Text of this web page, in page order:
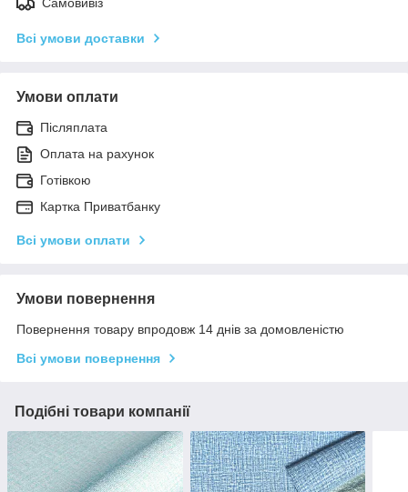
Всі умови доставки
Умови оплати
Післяплата
Оплата на рахунок
Готівкою
Картка Приватбанку
Всі умови оплати
Умови повернення
Повернення товару впродовж 14 днів за домовленістю
Всі умови повернення
Подібні товари компанії